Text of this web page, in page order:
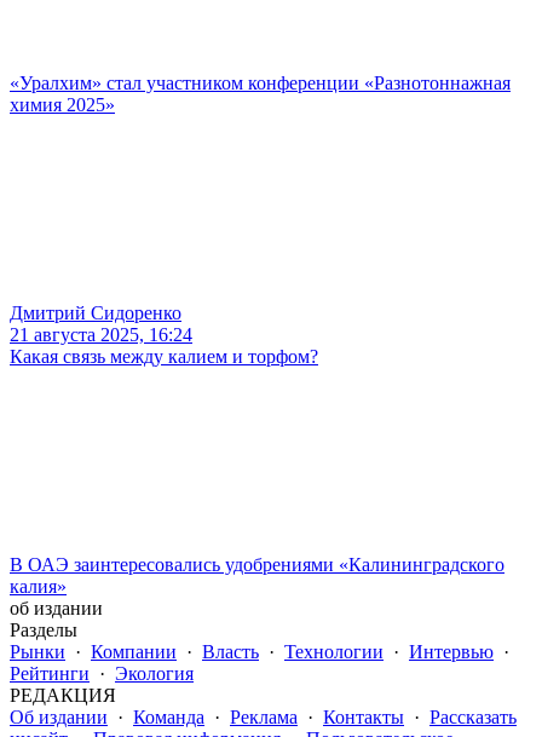
«Уралхим» стал участником конференции «Разнотоннажная
химия 2025»
Дмитрий Сидоренко
21 августа 2025, 16:24
Какая связь между калием и торфом?
В ОАЭ заинтересовались удобрениями «Калининградского
калия»
об издании
Разделы
Рынки · Компании · Власть · Технологии · Интервью ·
Рейтинги · Экология
РЕДАКЦИЯ
Об издании · Команда · Реклама · Контакты · Рассказать